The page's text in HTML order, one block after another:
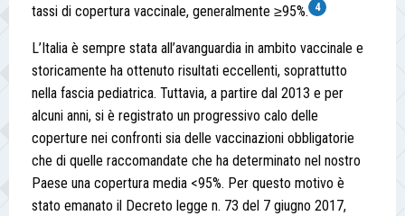
tassi di copertura vaccinale, generalmente ≥95%.
4
L’Italia è sempre stata all’avanguardia in ambito vaccinale e
storicamente ha ottenuto risultati eccellenti, soprattutto
nella fascia pediatrica. Tuttavia, a partire dal 2013 e per
alcuni anni, si è registrato un progressivo calo delle
coperture nei confronti sia delle vaccinazioni obbligatorie
che di quelle raccomandate che ha determinato nel nostro
Paese una copertura media <95%. Per questo motivo è
stato emanato il Decreto legge n. 73 del 7 giugno 2017,